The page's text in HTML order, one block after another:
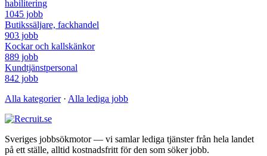
habilitering
1045 jobb
Butikssäljare, fackhandel
903 jobb
Kockar och kallskänkor
889 jobb
Kundtjänstpersonal
842 jobb
Alla kategorier· Alla lediga jobb
Sveriges jobbsökmotor — vi samlar lediga tjänster från hela landet
på ett ställe, alltid kostnadsfritt för den som söker jobb.